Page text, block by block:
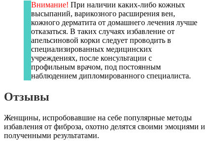
Внимание! При наличии каких-либо кожных
высыпаний, варикозного расширения вен,
кожного дерматита от домашнего лечения лучше
отказаться. В таких случаях избавление от
апельсиновой корки следует проводить в
специализированных медицинских
учреждениях, после консультации с
профильным врачом, под постоянным
наблюдением дипломированного специалиста.
Отзывы
Женщины, испробовавшие на себе популярные методы
избавления от фиброза, охотно делятся своими эмоциями и
полученными результатами.